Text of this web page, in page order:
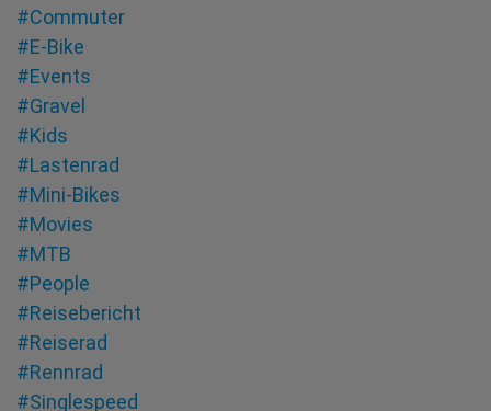
#Commuter
#E-Bike
#Events
#Gravel
#Kids
#Lastenrad
#Mini-Bikes
#Movies
#MTB
#People
#Reisebericht
#Reiserad
#Rennrad
#Singlespeed